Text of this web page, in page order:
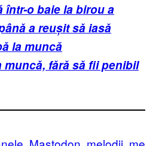
într-o baie la birou a
a reușit să iasă
la muncă
muncă, fără să fii penibil